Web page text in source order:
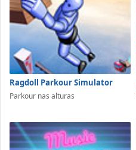
Ragdoll Parkour Simulator
Parkour nas alturas